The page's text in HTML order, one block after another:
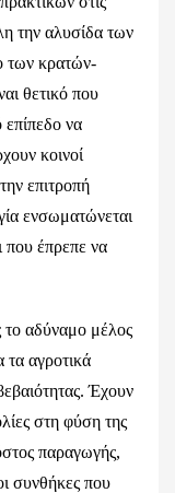
την αλυσίδα των
των κρατών-
θετικό που
επίπεδο να
κοινοί
επιτροπή
ενσωματώνεται
που έπρεπε να
το αδύναμο μέλος
τα αγροτικά
Έχουν
στη φύση της
παραγωγής,
συνθήκες που